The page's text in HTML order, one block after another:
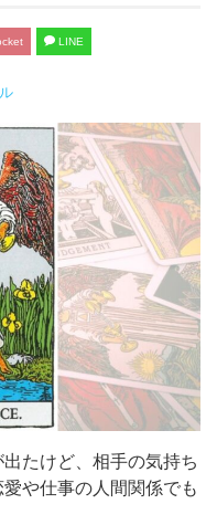
LINE
たけど、相手の気持ち
や仕事の人間関係でも